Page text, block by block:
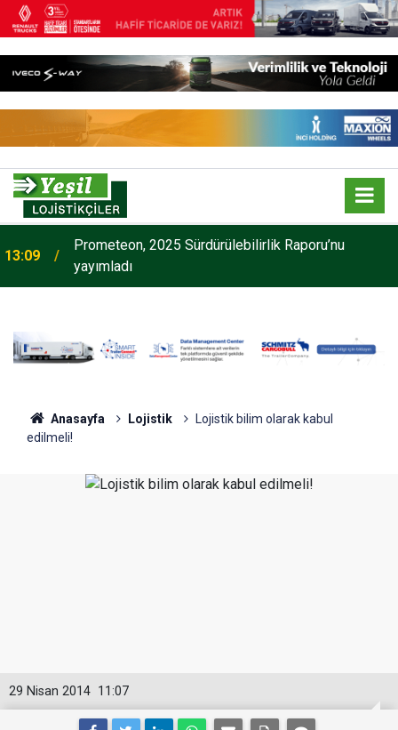
13:09
Prometeon, 2025 Sürdürülebilirlik Raporu’nu
yayımladı
Anasayfa Lojistik
Lojistik bilim olarak kabul
edilmeli!
11:07
29 Nisan 2014